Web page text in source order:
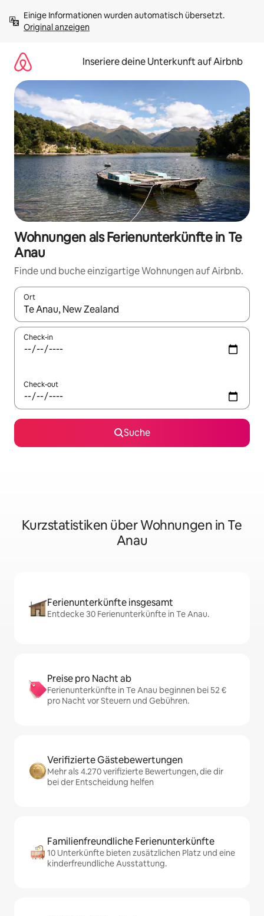
Inhalten
springenOriginal anzeigen
Inseriere deine Unterkunft auf Airbnb
Wohnungen als Ferienunterkünfte in Te
Anau
Finde und buche einzigartige Wohnungen auf Airbnb.
Ort
Wenn Ergebnisse verfügbar sind, navigiere mit den
Check-in
Check-out
Suche
Kurzstatistiken über Wohnungen in Te
Anau
Ferienunterkünfte insgesamt
Entdecke 30 Ferienunterkünfte in Te Anau.
Preise pro Nacht ab
Ferienunterkünfte in Te Anau beginnen bei 52 €
pro Nacht vor Steuern und Gebühren.
Verifizierte Gästebewertungen
Mehr als 4.270 verifizierte Bewertungen, die dir
bei der Entscheidung helfen
Familienfreundliche Ferienunterkünfte
10 Unterkünfte bieten zusätzlichen Platz und eine
kinderfreundliche Ausstattung.